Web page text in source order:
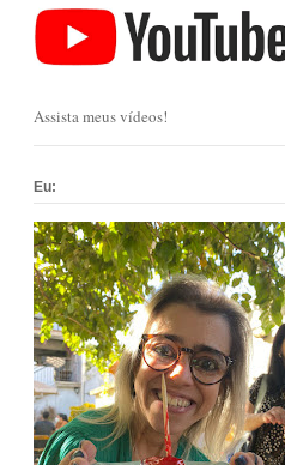
Assista meus vídeos!
Eu: